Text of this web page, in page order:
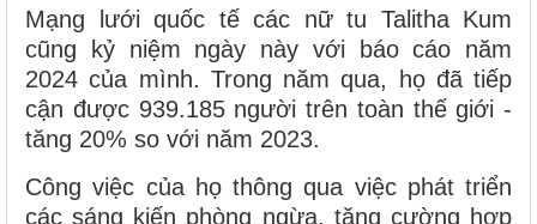
Mạng lưới quốc tế các nữ tu Talitha Kum
cũng kỷ niệm ngày này với báo cáo năm
2024 của mình. Trong năm qua, họ đã tiếp
cận được 939.185 người trên toàn thế giới -
tăng 20% so với năm 2023.
Công việc của họ thông qua việc phát triển
các sáng kiến phòng ngừa, tăng cường hợp